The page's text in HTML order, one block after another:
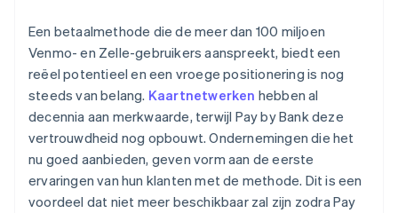
Een betaalmethode die de meer dan 100 miljoen
Venmo- en Zelle-gebruikers aanspreekt, biedt een
reëel potentieel en een vroege positionering is nog
steeds van belang. Kaartnetwerken hebben al
decennia aan merkwaarde, terwijl Pay by Bank deze
vertrouwdheid nog opbouwt. Ondernemingen die het
nu goed aanbieden, geven vorm aan de eerste
ervaringen van hun klanten met de methode. Dit is een
voordeel dat niet meer beschikbaar zal zijn zodra Pay